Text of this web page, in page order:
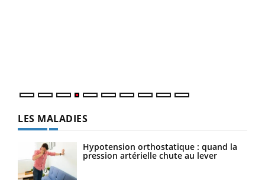
LES MALADIES
Hypotension orthostatique : quand la
pression artérielle chute au lever